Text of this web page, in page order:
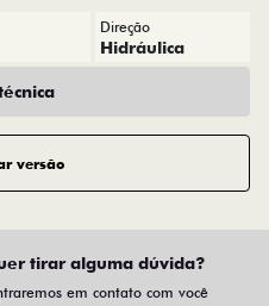
Direção
Hidráulica
versão
tirar alguma dúvida?
em contato com você